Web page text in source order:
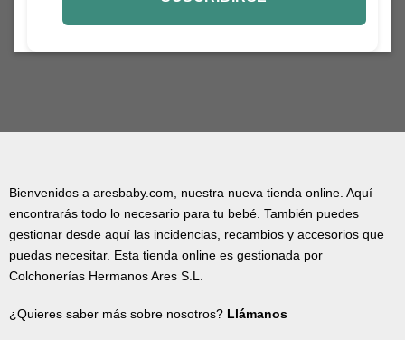
Bienvenidos a aresbaby.com, nuestra nueva tienda online. Aquí
encontrarás todo lo necesario para tu bebé. También puedes
gestionar desde aquí las incidencias, recambios y accesorios que
puedas necesitar. Esta tienda online es gestionada por
Colchonerías Hermanos Ares S.L.
¿Quieres saber más sobre nosotros? Llámanos